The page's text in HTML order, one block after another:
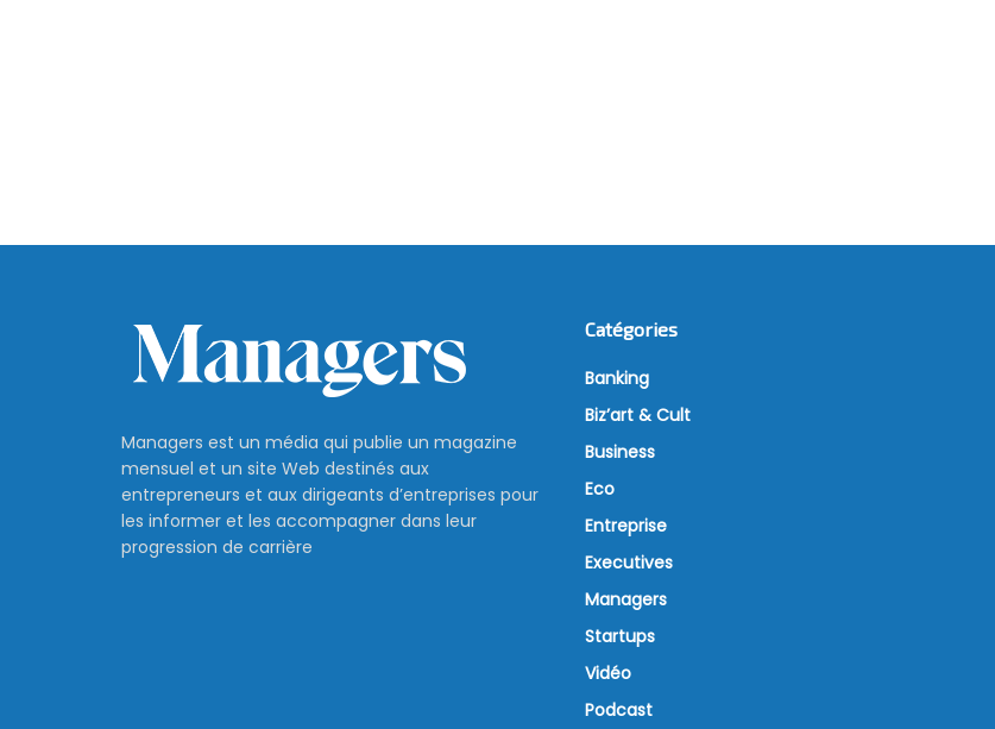
Managers est un média qui publie un magazine
mensuel et un site Web destinés aux
entrepreneurs et aux dirigeants d’entreprises pour
les informer et les accompagner dans leur
progression de carrière
Catégories
Banking
Biz’art & Cult
Business
Eco
Entreprise
Executives
Managers
Startups
Vidéo
Podcast